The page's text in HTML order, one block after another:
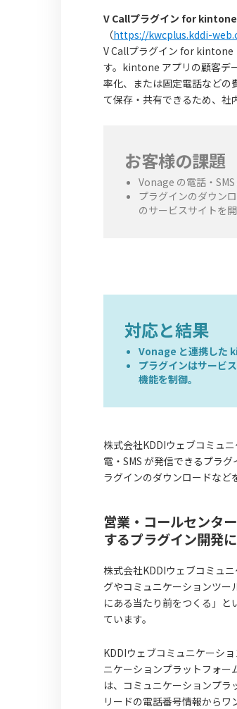
V Callプラグイン for kintone
（https://kwcplus.kddi-
V Callプラグイン for kintone
す。kintone アプリの顧客デ
率化、または固定電話などの
て保存・共有できるため、社
お客様の課題
Vonage の電話・
プラグインのダウン
のサービスサイトを開
対応と結果
Vonage と連携した
プラグインはサービ
機能を制御。
株式会社KDDIウェブコミュ
電・SMS が発信できるプラ
ラグインのダウンロードなど
営業・コールセンタ
するプラグイン開発
株式会社KDDIウェブコミュ
グやコミュニケーションツー
にある当たり前をつくる」
ています。
KDDIウェブコミュニケーシ
ニケーションプラットフォ
は、コミュニケーションプ
リードの電話番号情報から